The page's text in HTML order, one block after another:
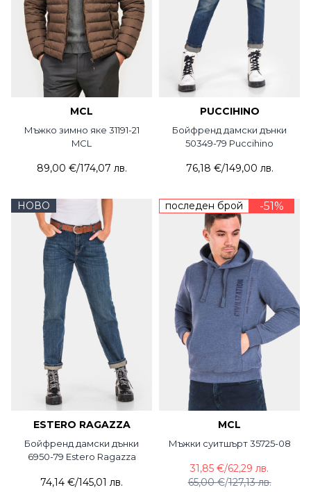
MCL
Мъжко зимно яке 31191-21
MCL
89,00 €/174,07 лв.
PUCCIHINO
Бойфренд дамски дънки
50349-79 Puccihino
76,18 €/149,00 лв.
НОВО
ESTERO RAGAZZA
Бойфренд дамски дънки
6950-79 Estero Ragazza
74,14 €/145,01 лв.
последен брой -51%
MCL
Мъжки суитшърт 35725-08
65,00 €/127,13 лв.
31,85 €/62,29 лв.